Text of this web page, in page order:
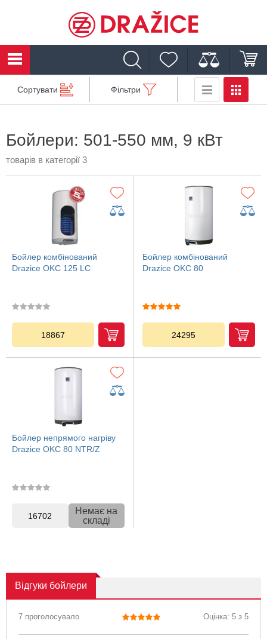
Сортувати Фільтри
Бойлери: 501-550 мм, 9 кВт
товарів в категорії 3
Бойлер комбінований
Drazice OKC 125 LC
18867
Бойлер комбінований
Drazice OKC 80
24295
Бойлер непрямого нагріву
Drazice OKC 80 NTR/Z
16702
Немає на
складі
Відгуки бойлери
7 проголосувало Оцінка: 5 з 5